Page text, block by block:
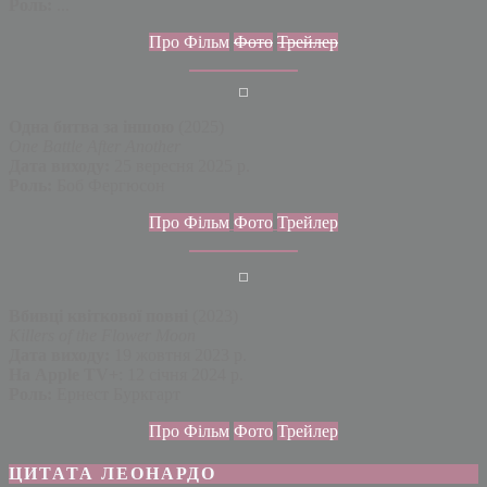
Про Фільм Фото Трейлер
Про Фільм Фото Трейлер
Про Фільм Фото Трейлер
ЦИТАТА ЛЕОНАРДО